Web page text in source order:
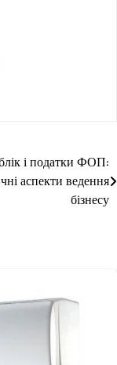
і податки ФОП:
аспекти ведення
бізнесу